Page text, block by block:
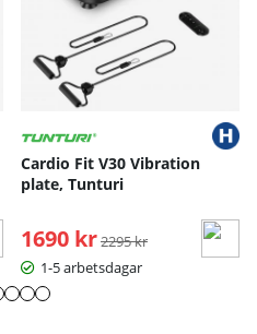
Cardio Fit V30 Vibration
plate, Tunturi
1690 kr Ordinarie pris:
2295 kr
1-5 arbetsdagar